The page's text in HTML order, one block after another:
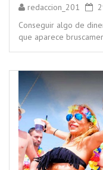
redaccion_201
Conseguir algo de
que aparece